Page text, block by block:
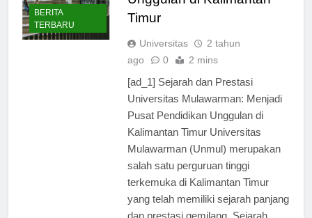
BERITA
TERBARU
Unggulan di Kalimantan
Universitas
2 tahun
[ad_1] Sejarah dan Prestasi
Universitas Mulawarman: Menjadi
Pusat Pendidikan Unggulan di
Kalimantan Timur Universitas
Mulawarman (Unmul) merupakan
salah satu perguruan tinggi
terkemuka di Kalimantan Timur
yang telah memiliki sejarah panjang